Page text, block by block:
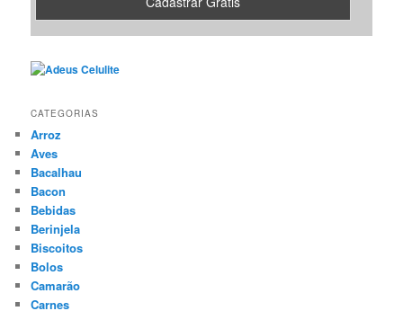
CATEGORIAS
Arroz
Aves
Bacalhau
Bacon
Bebidas
Berinjela
Biscoitos
Bolos
Camarão
Carnes